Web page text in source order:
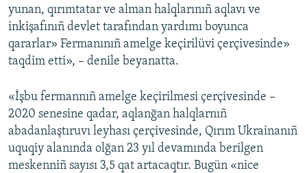
Українською
QOŞULIÑIZ!
RFE/RS bütün saytları
yunan, qırımtatar ve alman halqlarınıñ aqlavı ve
inkişafınıñ devlet tarafından yardımı boyunca
qararlar» Fermanınıñ amelge keçirilüvi çerçivesinde»
taqdim etti», – denile beyanatta.
«İşbu fermannıñ amelge keçirilmesi çerçivesinde –
2020 senesine qadar, aqlanğan halqlarnıñ
abadanlaştıruvı leyhası çerçivesinde, Qırım Ukrainanıñ
uquqiy alanında olğan 23 yıl devamında berilgen
meskenniñ sayısı 3,5 qat artacaqtır. Bugün «nice